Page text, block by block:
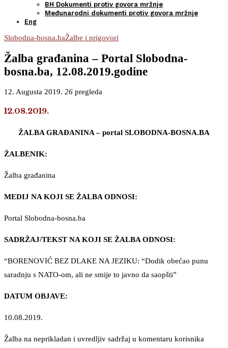
BH Dokumenti protiv govora mržnje
Međunarodni dokumenti protiv govora mržnje
Eng
Slobodna-bosna.baŽalbe i prigovori
Žalba građanina – Portal Slobodna-
bosna.ba, 12.08.2019.godine
12. Augusta 2019. 26 pregleda
12.08.2019.
ŽALBA GRAĐANINA – portal SLOBODNA-BOSNA.BA
ŽALBENIK:
Žalba građanina
MEDIJ NA KOJI SE ŽALBA ODNOSI:
Portal Slobodna-bosna.ba
SADRŽAJ/TEKST NA KOJI SE ŽALBA ODNOSI:
“BORENOVIĆ BEZ DLAKE NA JEZIKU: “Dodik obećao punu
saradnju s NATO-om, ali ne smije to javno da saopšti”
DATUM OBJAVE:
10.08.2019.
Žalba na neprikladan i uvredljiv sadržaj u komentaru korisnika